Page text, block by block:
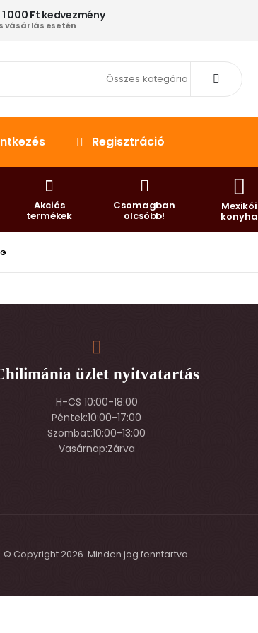
000 Ft kedvezmény
vásárlás esetén
Összes kategória
Regisztráció
Akciós
termékek
Csomagban
olcsóbb!
Mexikói
konyha
üzlet nyitvatartás
H-CS 10:00-18:00
Péntek:10:00-17:00
Szombat:10:00-13:00
Vasárnap:Zárva
© Copyright 2026. Minden jog fenntartva.